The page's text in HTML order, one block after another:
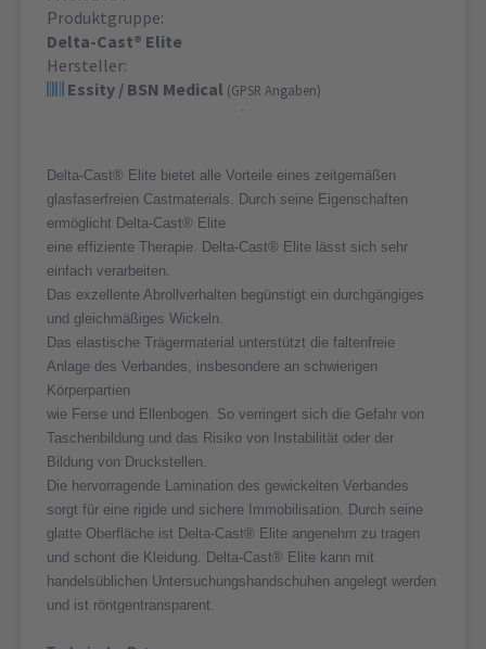
Produktgruppe:
Delta-Cast® Elite
Hersteller:
Essity / BSN Medical (GPSR Angaben)
Delta-Cast® Elite bietet alle Vorteile eines zeitgemäßen
glasfaserfreien Castmaterials. Durch seine Eigenschaften
ermöglicht Delta-Cast® Elite
eine effiziente Therapie. Delta-Cast® Elite lässt sich sehr
einfach verarbeiten.
Das exzellente Abrollverhalten begünstigt ein durchgängiges
und gleichmäßiges Wickeln.
Das elastische Trägermaterial unterstützt die faltenfreie
Anlage des Verbandes, insbesondere an schwierigen
Körperpartien
wie Ferse und Ellenbogen. So verringert sich die Gefahr von
Taschenbildung und das Risiko von Instabilität oder der
Bildung von Druckstellen.
Die hervorragende Lamination des gewickelten Verbandes
sorgt für eine rigide und sichere Immobilisation. Durch seine
glatte Oberfläche ist Delta-Cast® Elite angenehm zu tragen
und schont die Kleidung. Delta-Cast® Elite kann mit
handelsüblichen Untersuchungshandschuhen angelegt werden
und ist röntgentransparent.